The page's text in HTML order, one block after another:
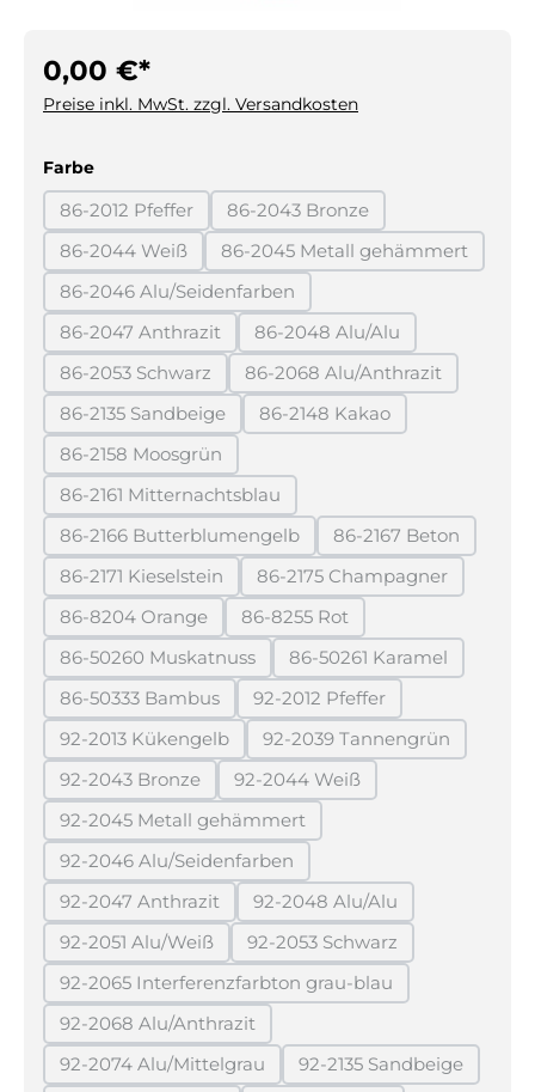
0,00 €*
Preise inkl. MwSt. zzgl. Versandkosten
Farbeauswählen
86-2012 Pfeffer
(Diese Option ist zurzeit nicht verfügbar.)
86-2043 Bronze
(Diese Option ist zurzeit nicht
86-2044 Weiß
(Diese Option ist zurzeit nicht verfügbar.)
86-2045 Metall gehämmert
(Diese Option ist
86-2046 Alu/Seidenfarben
(Diese Option ist zurzeit nicht verfügbar.)
86-2047 Anthrazit
(Diese Option ist zurzeit nicht verfügbar.)
86-2048 Alu/Alu
(Diese Option ist zurzeit
86-2053 Schwarz
(Diese Option ist zurzeit nicht verfügbar.)
86-2068 Alu/Anthrazit
(Diese Option ist zurzeit
86-2135 Sandbeige
(Diese Option ist zurzeit nicht verfügbar.)
86-2148 Kakao
(Diese Option ist zurzeit
86-2158 Moosgrün
(Diese Option ist zurzeit nicht verfügbar.)
86-2161 Mitternachtsblau
(Diese Option ist zurzeit nicht verfügbar.)
86-2166 Butterblumengelb
(Diese Option ist zurzeit nicht verfügbar.)
86-2167 Beton
(Diese Option ist
86-2171 Kieselstein
(Diese Option ist zurzeit nicht verfügbar.)
86-2175 Champagner
(Diese Option ist
86-8204 Orange
(Diese Option ist zurzeit nicht verfügbar.)
86-8255 Rot
(Diese Option ist zurzeit nicht
86-50260 Muskatnuss
(Diese Option ist zurzeit nicht verfügbar.)
86-50261 Karamel
(Diese Option ist
86-50333 Bambus
(Diese Option ist zurzeit nicht verfügbar.)
92-2012 Pfeffer
(Diese Option ist zurzeit
92-2013 Kükengelb
(Diese Option ist zurzeit nicht verfügbar.)
92-2039 Tannengrün
(Diese Option ist
92-2043 Bronze
(Diese Option ist zurzeit nicht verfügbar.)
92-2044 Weiß
(Diese Option ist zurzeit nicht
92-2045 Metall gehämmert
(Diese Option ist zurzeit nicht verfügbar.)
92-2046 Alu/Seidenfarben
(Diese Option ist zurzeit nicht verfügbar.)
92-2047 Anthrazit
(Diese Option ist zurzeit nicht verfügbar.)
92-2048 Alu/Alu
(Diese Option ist zurzeit
92-2051 Alu/Weiß
(Diese Option ist zurzeit nicht verfügbar.)
92-2053 Schwarz
(Diese Option ist zurzeit
92-2065 Interferenzfarbton grau-blau
(Diese Option ist zurzeit nicht
92-2068 Alu/Anthrazit
(Diese Option ist zurzeit nicht verfügbar.)
92-2074 Alu/Mittelgrau
(Diese Option ist zurzeit nicht verfügbar.)
92-2135 Sandbeige
(Diese Option ist